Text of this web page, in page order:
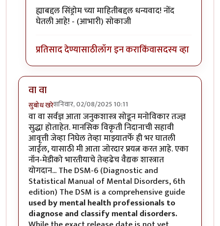
ह्याबद्दल सिंड्रोम च्या माहितीबद्दल धन्यवाद! नोंद
घेतली आहे! - (आभारी) सोकाजी
प्रतिसाद देण्यासाठीलॉग इन कराकिंवासदस्य व्हा
वा वा
सुबोध खरेशनिवार, 02/08/2025 10:11
वा वा सर्वज्ञ आता जनुकशास्त्र सोडून मनोविकार तज्ज्ञ
सुद्धा होताहेत. मानसिक विकृती निदानाची सहावी
आवृत्ती जेव्हा निघेल तेव्हा माझ्यातर्फे ही भर घातली
जाईल, यासाठी मी आता जोरदार प्रयत्न करत आहे. एका
नॉन-मेडीको भारतीयाचे तेव्हढेच वैद्यक शास्त्रात
योगदान... The DSM-6 (Diagnostic and
Statistical Manual of Mental Disorders, 6th
edition) The DSM is a comprehensive guide
used by mental health professionalsto
diagnose and classify mental disorders.